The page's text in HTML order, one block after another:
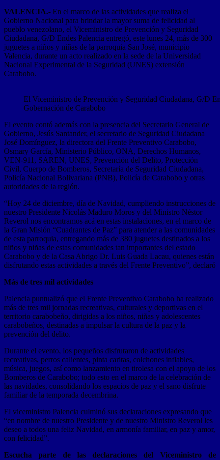
VALENCIA.- En el marco de las actividades que realiza el
Gobierno Nacional para brindar la mayor suma de felicidad al
pueblo venezolano, el Viceministro de Prevención y Seguridad
Ciudadana, G/D Endes Palencia entregó, este lunes 24, más de 300
juguetes a niños y niñas de la parroquia San José, municipio
Valencia, durante un acto realizado en la sede de la Universidad
Nacional Experimental de la Seguridad (UNES) extensión
Carabobo.
El Viceministro de Prevención y Seguridad Ciudadana, G/D
Gobernación de Carabobo
El evento contó además con la presencia del Secretario General de
Gobierno, Jesús Santander, el secretario de Seguridad Ciudadana
José Domínguez, la directora del Frente Preventivo Carabobo,
Osmary García, Ministerio Público, ONA, Derechos Humanos,
VEN-911, SAREN, UNES, Prevención del Delito, Protección
Civil, Cuerpo de Bomberos, Secretaría de Seguridad Ciudadana,
Policía Nacional Bolivariana (PNB), Policía de Carabobo y otras
autoridades de la región.
“Hoy 24 de diciembre, día de Navidad, cumpliendo instrucciones de
nuestro Presidente Nicolás Maduro Moros y del Ministro Néstor
Reverol nos encontramos acá en estas instalaciones, en el marco de
la Gran Misión “Cuadrantes de Paz” para atender a las comunidades
de esta parroquia, entregando más de 380 juguetes destinados a los
niños y niñas de estas comunidades tan importantes del estado
Carabobo y de la Casa Abrigo Dr. Luis Guada Lacau, quienes están
disfrutando estas actividades a través del Frente Preventivo”, declaró
Más de tres mil actividades
Palencia puntualizó que el Frente Preventivo Carabobo ha realizado
más de tres mil jornadas recreativas, culturales y deportivas en el
territorio carabobeño, dirigidas a los niños, niñas y adolescentes
carabobeños, destinadas a impulsar la cultura de la paz y la
prevención del delito.
Durante el evento, los pequeños disfrutaron de actividades
recreativas, perros calientes, pinta caritas, colchones inflables,
música, juegos, así como lanzamiento en tirolesa con el apoyo de los
Bomberos de Carabobo; todo esto en el marco de la celebración de
las navidades, consolidando los espacios de paz y el sano disfrute
familiar de la temporada decembrina.
El viceministro Palencia culminó sus declaraciones expresando que
“en nombre de nuestro Presidente y de nuestro Ministro Reverol les
deseo a todos una feliz Navidad, en armonía familiar, en paz y amor,
con felicidad”.
Escucha parte de las declaraciones del Viceministro de